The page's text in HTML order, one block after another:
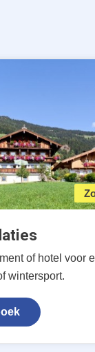
of hotel voor
wintersport.